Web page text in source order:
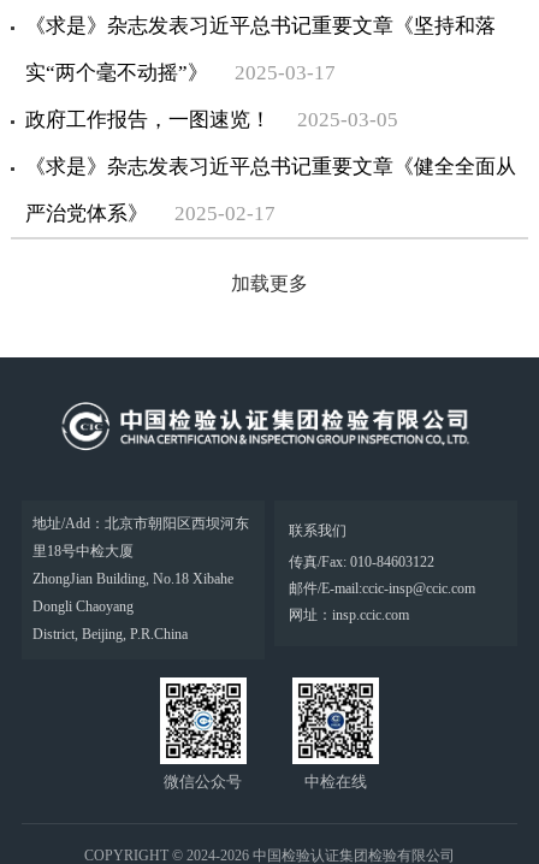
《求是》杂志发表习近平总书记重要文章《坚持和落
实“两个毫不动摇”》 2025-03-17
政府工作报告，一图速览！ 2025-03-05
《求是》杂志发表习近平总书记重要文章《健全全面从
严治党体系》 2025-02-17
加载更多
地址/Add：北京市朝阳区西坝河东
里18号中检大厦
ZhongJian Building, No.18 Xibahe
Dongli Chaoyang
District, Beijing, P.R.China
联系我们
传真/Fax: 010-84603122
邮件/E-mail:ccic-insp@ccic.com
网址：insp.ccic.com
微信公众号 中检在线
COPYRIGHT © 2024-2026 中国检验认证集团检验有限公司